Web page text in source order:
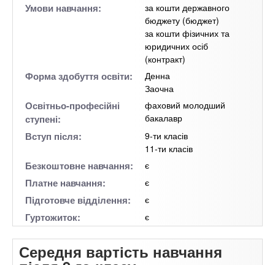
Умови навчання:
за кошти державного
бюджету (бюджет)
за кошти фізичних та
юридичних осіб
(контракт)
Форма здобуття освіти:
Денна
Заочна
Освітньо-професійні
ступені:
фаховий молодший
бакалавр
Вступ після:
9-ти класів
11-ти класів
Безкоштовне навчання: є
Платне навчання: є
Підготовче відділення: є
Гуртожиток: є
Середня вартість навчання